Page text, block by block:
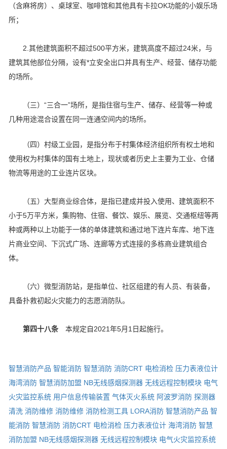
（含麻将房）、桌球室、咖啡馆和其他具有卡拉OK功能的小娱乐场
所；
2.其他建筑面积不超过500平方米，建筑高度不超过24米，与
建筑其他部位分隔，设有*立安全出口并具有生产、经营、储存功能
的场所。
（三）“三合一”场所，是指住宿与生产、储存、经营等一种或
几种用途混合设置在同一连通空间内的场所。
（四）村级工业园，是指分布于村集体经济组织所有权土地和
使用权为村集体的国有土地上，现状或者历史上主要为工业、仓储
物流等用途的工业连片区块。
（五）大型商业综合体，是指已建成并投入使用、建筑面积不
小于5万平方米，集购物、住宿、餐饮、娱乐、展览、交通枢纽等两
种或两种以上功能于一体的单体建筑和通过地下连片车库、地下连
片商业空间、下沉式广场、连廊等方式连接的多栋商业建筑组合
体。
（六）微型消防站，是指单位、社区组建的有人员、有装备，
具备扑救初起火灾能力的志愿消防队。
第四十八条 本规定自2021年5月1日起施行。
智慧消防产品 智能消防 智慧消防 消防CRT 电检消检 压力表液位计
海湾消防 智慧消防加盟 NB无线感烟探测器 无线远程控制模块 电气
火灾监控系统 用户信息传输装置 气体灭火系统 阿波罗消防 探测器
清洗 消防维修 消防维修 消防检测工具 LORA消防 智慧消防产品 智
能消防 智慧消防 消防CRT 电检消检 压力表液位计 海湾消防 智慧
消防加盟 NB无线感烟探测器 无线远程控制模块 电气火灾监控系统